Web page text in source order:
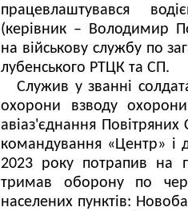
працевлаштувався
(керівник – Володимир
на військову службу по
лубенського РТЦК та СП.
Служив у званні
охорони взводу охорони
авіаз'єднання
командування «Центр» і
2023 року потрапив на
тримав оборону по
населених пунктів: